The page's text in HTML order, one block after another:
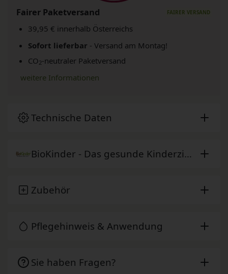
Fairer Paketversand
39,95 € innerhalb Österreichs
Sofort lieferbar - Versand am Montag!
CO2-neutraler Paketversand
weitere Informationen
Technische Daten
BioKinder - Das gesunde Kinderzimmer
Zubehör
Pflegehinweis & Anwendung
Sie haben Fragen?